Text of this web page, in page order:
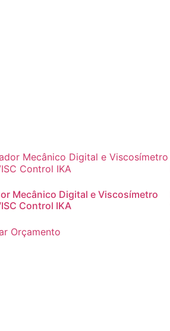
Mecânico Digital e Viscosímetro
Control IKA
Orçamento